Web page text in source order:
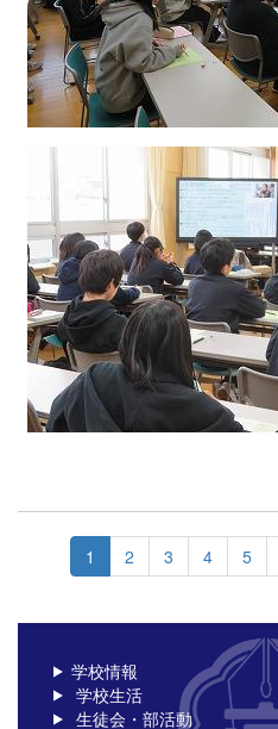
1 2 3 4 5
学校情報
学校生活
生徒会・部活動